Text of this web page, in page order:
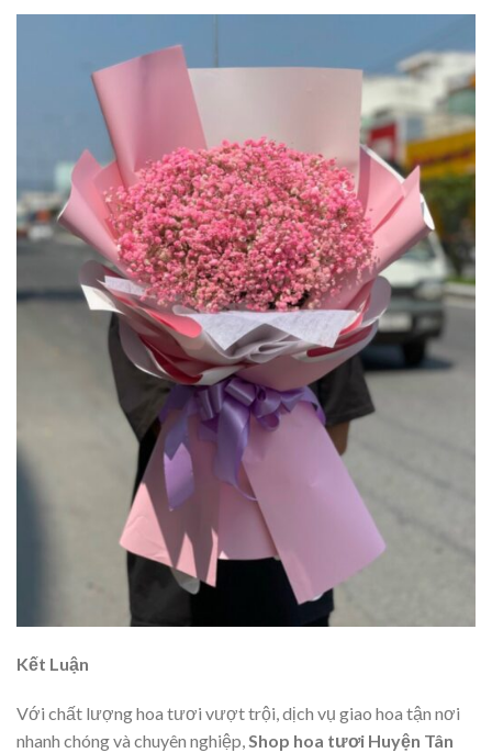
Kết Luận
Với chất lượng hoa tươi vượt trội, dịch vụ giao hoa tận nơi
nhanh chóng và chuyên nghiệp,Shop hoa tươi Huyện Tân